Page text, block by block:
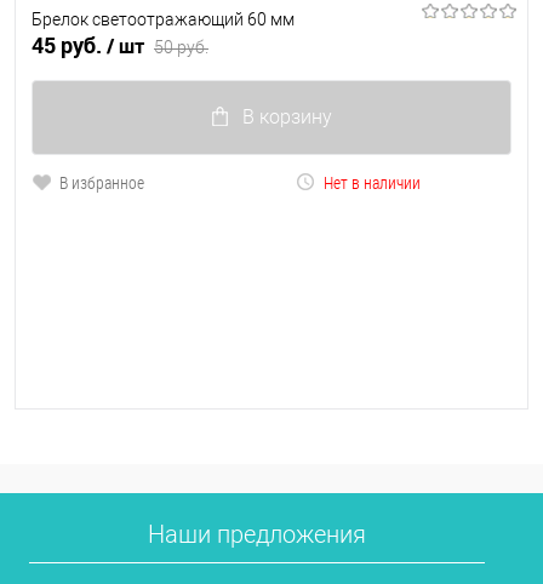
Брелок светоотражающий 60 мм
45 руб. / шт 50 руб.
В корзину
В избранное Нет в наличии
Наши предложения